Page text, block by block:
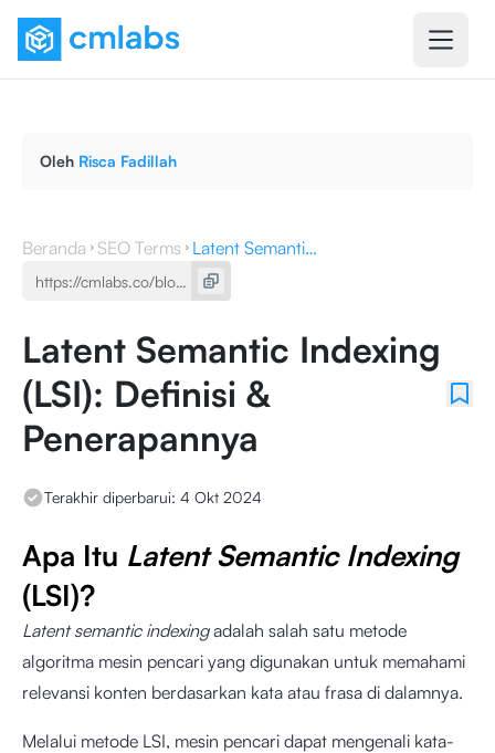
Oleh Risca Fadillah
Beranda SEO Terms Latent Semantic Indexing (LSI): Definisi & Penerapannya
Latent Semantic Indexing
(LSI): Definisi &
Penerapannya
Terakhir diperbarui: 4 Okt 2024
Apa Itu Latent Semantic Indexing
(LSI)?
Latent semantic indexingadalah salah satu metode
algoritma mesin pencari yang digunakan untuk memahami
relevansi konten berdasarkan kata atau frasa di dalamnya.
Melalui metode LSI, mesin pencari dapat mengenali kata-